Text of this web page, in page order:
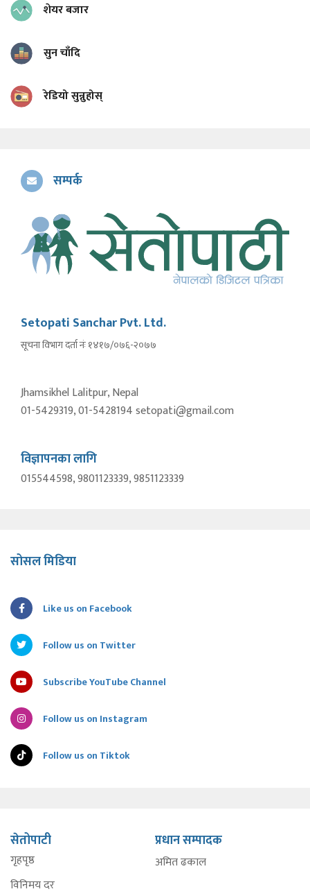
शेयर बजार
सुन चाँदि
रेडियो सुन्नुहोस्
सम्पर्क
Setopati Sanchar Pvt. Ltd.
सूचना विभाग दर्ता नंः १४१७/०७६-२०७७
Jhamsikhel Lalitpur, Nepal
01-5429319, 01-5428194 setopati@gmail.com
विज्ञापनका लागि
015544598, 9801123339, 9851123339
सोसल मिडिया
Like us on Facebook
Follow us on Twitter
Subscribe YouTube Channel
Follow us on Instagram
Follow us on Tiktok
सेतोपाटी
गृहपृष्ठ
विनिमय दर
प्रधान सम्पादक
अमित ढकाल